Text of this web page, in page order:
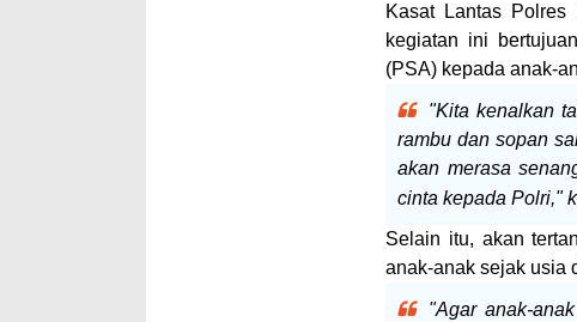
Kasat Lantas Polres
kegiatan ini
(PSA) kepada anak-
"Kita kenalkan
rambu dan sopan
akan merasa
cinta kepada Polri,"
Selain itu, akan
anak-anak sejak usia
"Agar anak-